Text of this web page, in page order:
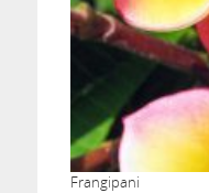
Frangipani